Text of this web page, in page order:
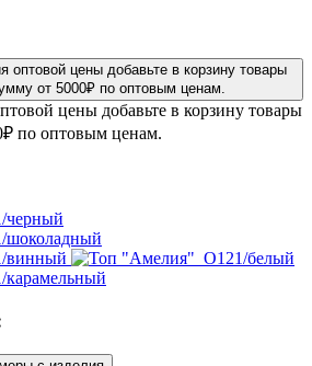
цены добавьте в корзину товары
по оптовым ценам.